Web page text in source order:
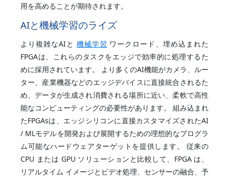
用を高めることが期待されます。
AIと機械学習のライズ
より複雑なAIと 機械学習 ワークロード、埋め込まれた
FPGAは、これらのタスクをエッジで効率的に処理するた
めに採用されています。 より多くのAI機能がカメラ、ルー
ター、産業機器などのエッジデバイスに直接統合されるた
め、データが生成され消費される場所に近い、柔軟で高性
能なコンピューティングの必要性があります。 組み込まれ
たFPGAsは、エッジシリコンに直接カスタマイズされたAI
/ MLモデルを開発および展開するための理想的なプログラ
ム可能なハードウェアターゲットを提供します。 従来の
CPU または GPU ソリューションと比較して、FPGA は、
リアルタイム イメージとビデオ処理、センサーの融合、予